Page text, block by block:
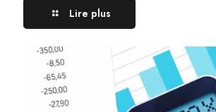
Lire plus